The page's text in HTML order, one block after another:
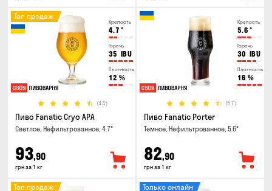
Крепость
4.7 °
Горечь
35 IBU
Плотность
12 %
(44)
Топ продаж
Пиво Fanatic Cryo APA
Светлое, Нефильтрованное, 4.7°
93,90
грн за 1 кг
Крепость
5.6 °
Горечь
30 IBU
Плотность
16 %
(57)
Пиво Fanatic Porter
Темное, Нефильтрованное, 5.6°
82,90
грн за 1 кг
Топ продаж Только онлайн